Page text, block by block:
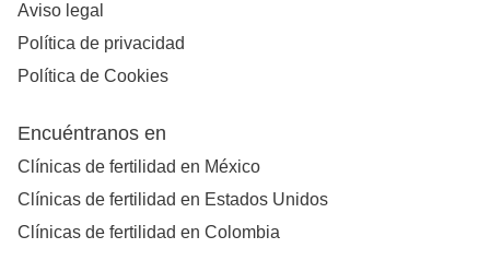
Aviso legal
Política de privacidad
Política de Cookies
Encuéntranos en
Clínicas de fertilidad en México
Clínicas de fertilidad en Estados Unidos
Clínicas de fertilidad en Colombia